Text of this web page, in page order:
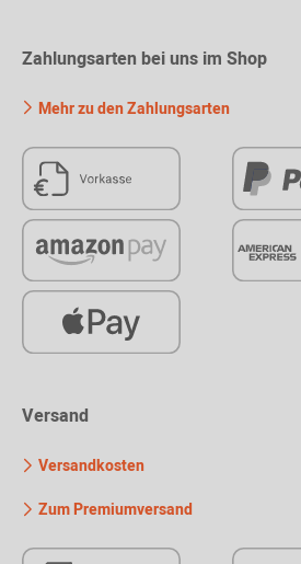
Zahlungsarten bei uns im Shop
Mehr zu den Zahlungsarten
Versand
Versandkosten
Zum Premiumversand